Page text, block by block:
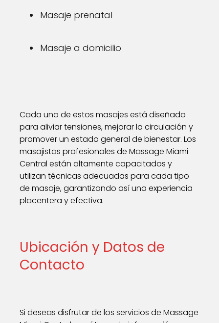
Masaje prenatal
Masaje a domicilio
Cada uno de estos masajes está diseñado
para aliviar tensiones, mejorar la circulación y
promover un estado general de bienestar. Los
masajistas profesionales de Massage Miami
Central están altamente capacitados y
utilizan técnicas adecuadas para cada tipo
de masaje, garantizando así una experiencia
placentera y efectiva.
Ubicación y Datos de
Contacto
Si deseas disfrutar de los servicios de Massage